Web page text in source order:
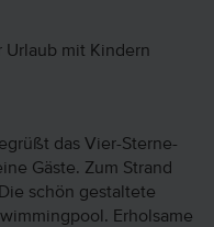
mit Kindern
das Vier-Sterne-
Gäste. Zum Strand
schön gestaltete
Erholsame